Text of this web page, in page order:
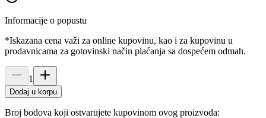
Informacije o popustu
*Iskazana cena važi za online kupovinu, kao i za kupovinu u
prodavnicama za gotovinski način plaćanja sa dospećem odmah.
1
Dodaj u korpu
Broj bodova koji ostvarujete kupovinom ovog proizvoda: